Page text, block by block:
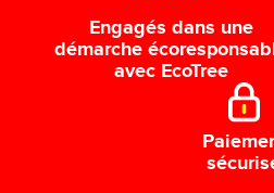
Engagés dans une
démarche
avec EcoTree